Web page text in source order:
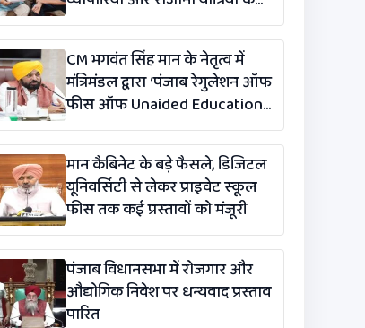
लिए एक लाइफलाइन है: कंग
CM भगवंत सिंह मान के नेतृत्व में
मंत्रिमंडल द्वारा ‘पंजाब रेगुलेशन ऑफ
फीस ऑफ Unaided Educational
Institutions (संशोधन)
विधेयक-2026’ पास
मान कैबिनेट के बड़े फैसले, डिजिटल
यूनिवर्सिटी से लेकर प्राइवेट स्कूल
फीस तक कई प्रस्तावों को मंजूरी
पंजाब विधानसभा में रोजगार और
औद्योगिक निवेश पर धन्यवाद प्रस्ताव
पारित